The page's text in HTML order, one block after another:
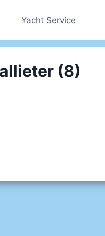
Yacht Service
(8)